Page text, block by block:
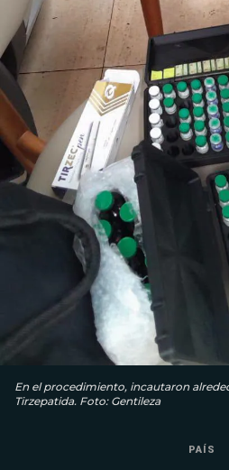
En el procedimiento, incautaron
Tirzepatida. Foto: Gentileza
PAÍS